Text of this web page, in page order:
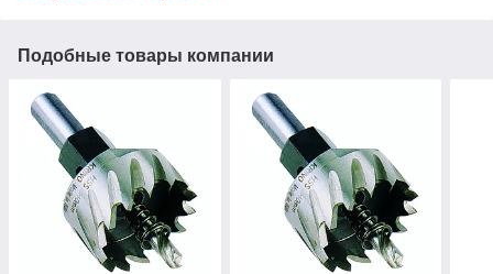
Подобные товары компании